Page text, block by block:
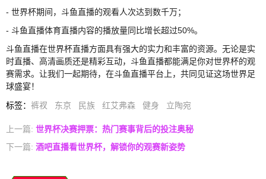
- 世界杯期间，斗鱼直播的观看人次达到数千万；
- 斗鱼直播体育直播内容的播放量同比增长超过50%。
斗鱼直播在世界杯直播方面具有强大的实力和丰富的资源。无论是实
时直播、高清画质还是精彩互动，斗鱼直播都能满足你对世界杯的观
赛需求。让我们一起期待，在斗鱼直播平台上，共同见证这场世界足
球盛宴！
标签： 裤衩 东京 民族 红艾弗森 健身 立陶宛
上一篇: 世界杯决赛押票：热门赛事背后的投注奥秘
下一篇: 酒吧直播看世界杯，解锁你的观赛新姿势